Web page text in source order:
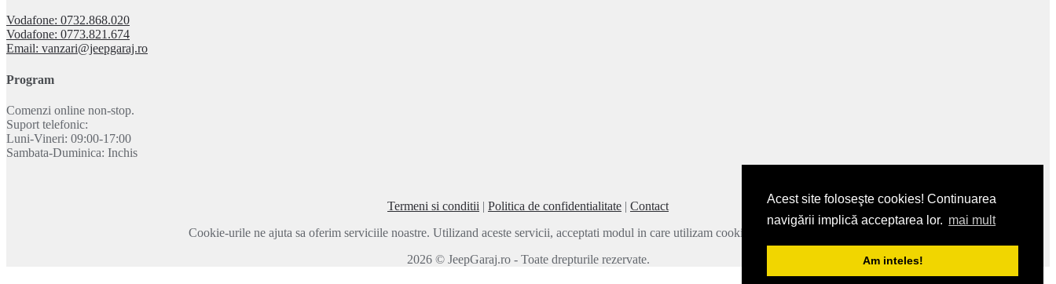
Acest site foloseşte cookies! Continuarea
navigării implică acceptarea lor. mai mult
Am inteles!
Vodafone: 0732.868.020
Vodafone: 0773.821.674
Email: vanzari@jeepgaraj.ro
Program
Comenzi online non-stop.
Suport telefonic:
Luni-Vineri: 09:00-17:00
Sambata-Duminica: Inchis
Termeni si conditii | Politica de confidentialitate | Contact
Cookie-urile ne ajuta sa oferim serviciile noastre. Utilizand aceste servicii, acceptati modul in care utilizam cookie-urile.
2026 © JeepGaraj.ro - Toate drepturile rezervate.